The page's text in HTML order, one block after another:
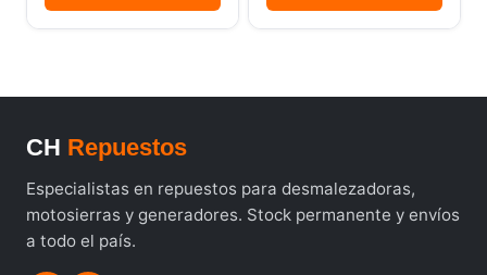
CH Repuestos
Especialistas en repuestos para desmalezadoras,
motosierras y generadores. Stock permanente y envíos
a todo el país.